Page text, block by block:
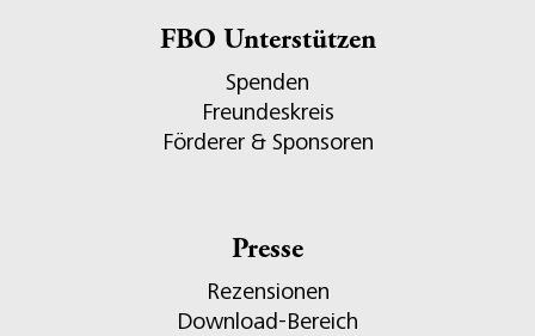
FBO Unterstützen
Spenden
Freundeskreis
Förderer & Sponsoren
Presse
Rezensionen
Download-Bereich